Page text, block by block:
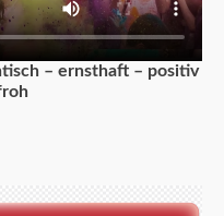
– ernsthaft – positiv